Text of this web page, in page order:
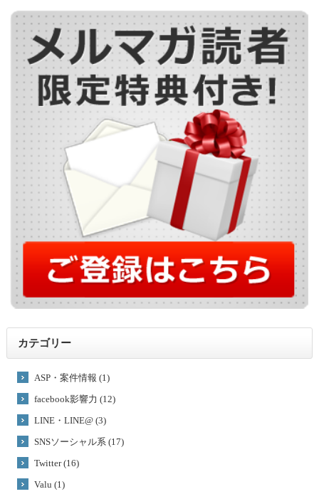
カテゴリー
ASP・案件情報 (1)
facebook影響力 (12)
LINE・LINE@ (3)
SNSソーシャル系 (17)
Twitter (16)
Valu (1)